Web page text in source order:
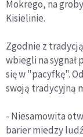
Mokrego, na
Kisielinie.
Zgodnie z
wbiegli na sygnał
się w "pacyfkę".
swoją tradycyjną
- Niesamowita
barier miedzy